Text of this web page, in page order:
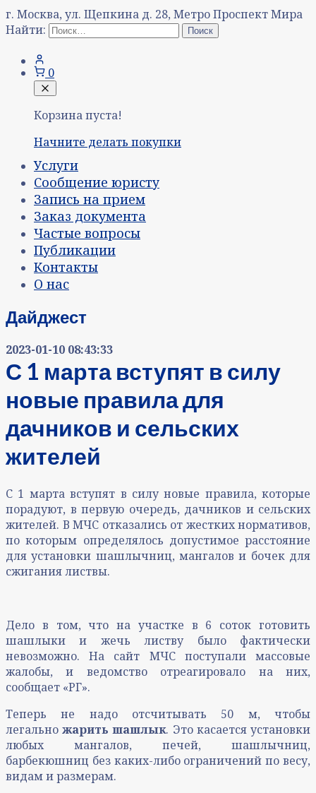
г. Москва, ул. Щепкина д. 28, Метро Проспект Мира
Найти:
0
Корзина пуста!
Начните делать покупки
Услуги
Сообщение юристу
Запись на прием
Заказ документа
Частые вопросы
Публикации
Контакты
О нас
Дайджест
2023-01-10 08:43:33
С 1 марта вступят в силу
новые правила для
дачников и сельских
жителей
С 1 марта вступят в силу новые правила, которые
порадуют, в первую очередь, дачников и сельских
жителей. В МЧС отказались от жестких нормативов,
по которым определялось допустимое расстояние
для установки шашлычниц, мангалов и бочек для
сжигания листвы.
Дело в том, что на участке в 6 соток готовить
шашлыки и жечь листву было фактически
невозможно. На сайт МЧС поступали массовые
жалобы, и ведомство отреагировало на них,
сообщает «РГ».
Теперь не надо отсчитывать 50 м, чтобы
легальножарить шашлык. Это касается установки
любых мангалов, печей, шашлычниц,
барбекюшниц без каких-либо ограничений по весу,
видам и размерам.